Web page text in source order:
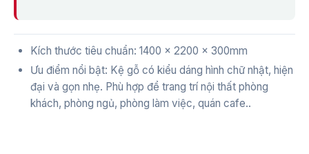
Kích thước tiêu chuẩn: 1400 x 2200 x 300mm
Ưu điểm nổi bật: Kệ gỗ có kiểu dáng hình chữ nhật, hiện
đại và gọn nhẹ. Phù hợp để trang trí nội thất phòng
khách, phòng ngủ, phòng làm việc, quán cafe..